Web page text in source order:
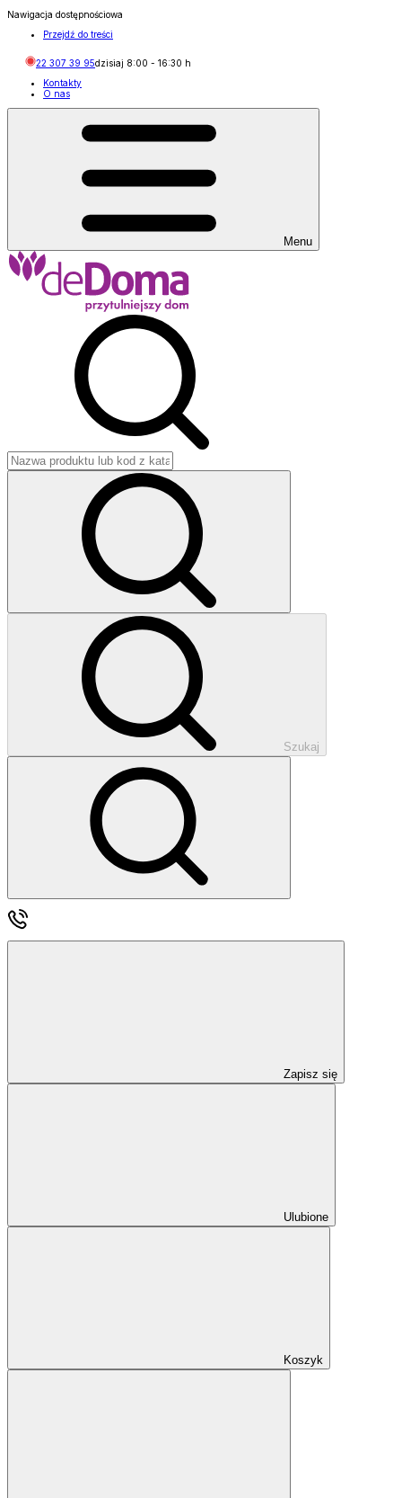
Nawigacja dostępnościowa
Przejdź do treści
22 307 39 95dzisiaj 8:00 - 16:30 h
Kontakty
O nas
Menu
Szukaj
Zapisz się
Ulubione
Koszyk